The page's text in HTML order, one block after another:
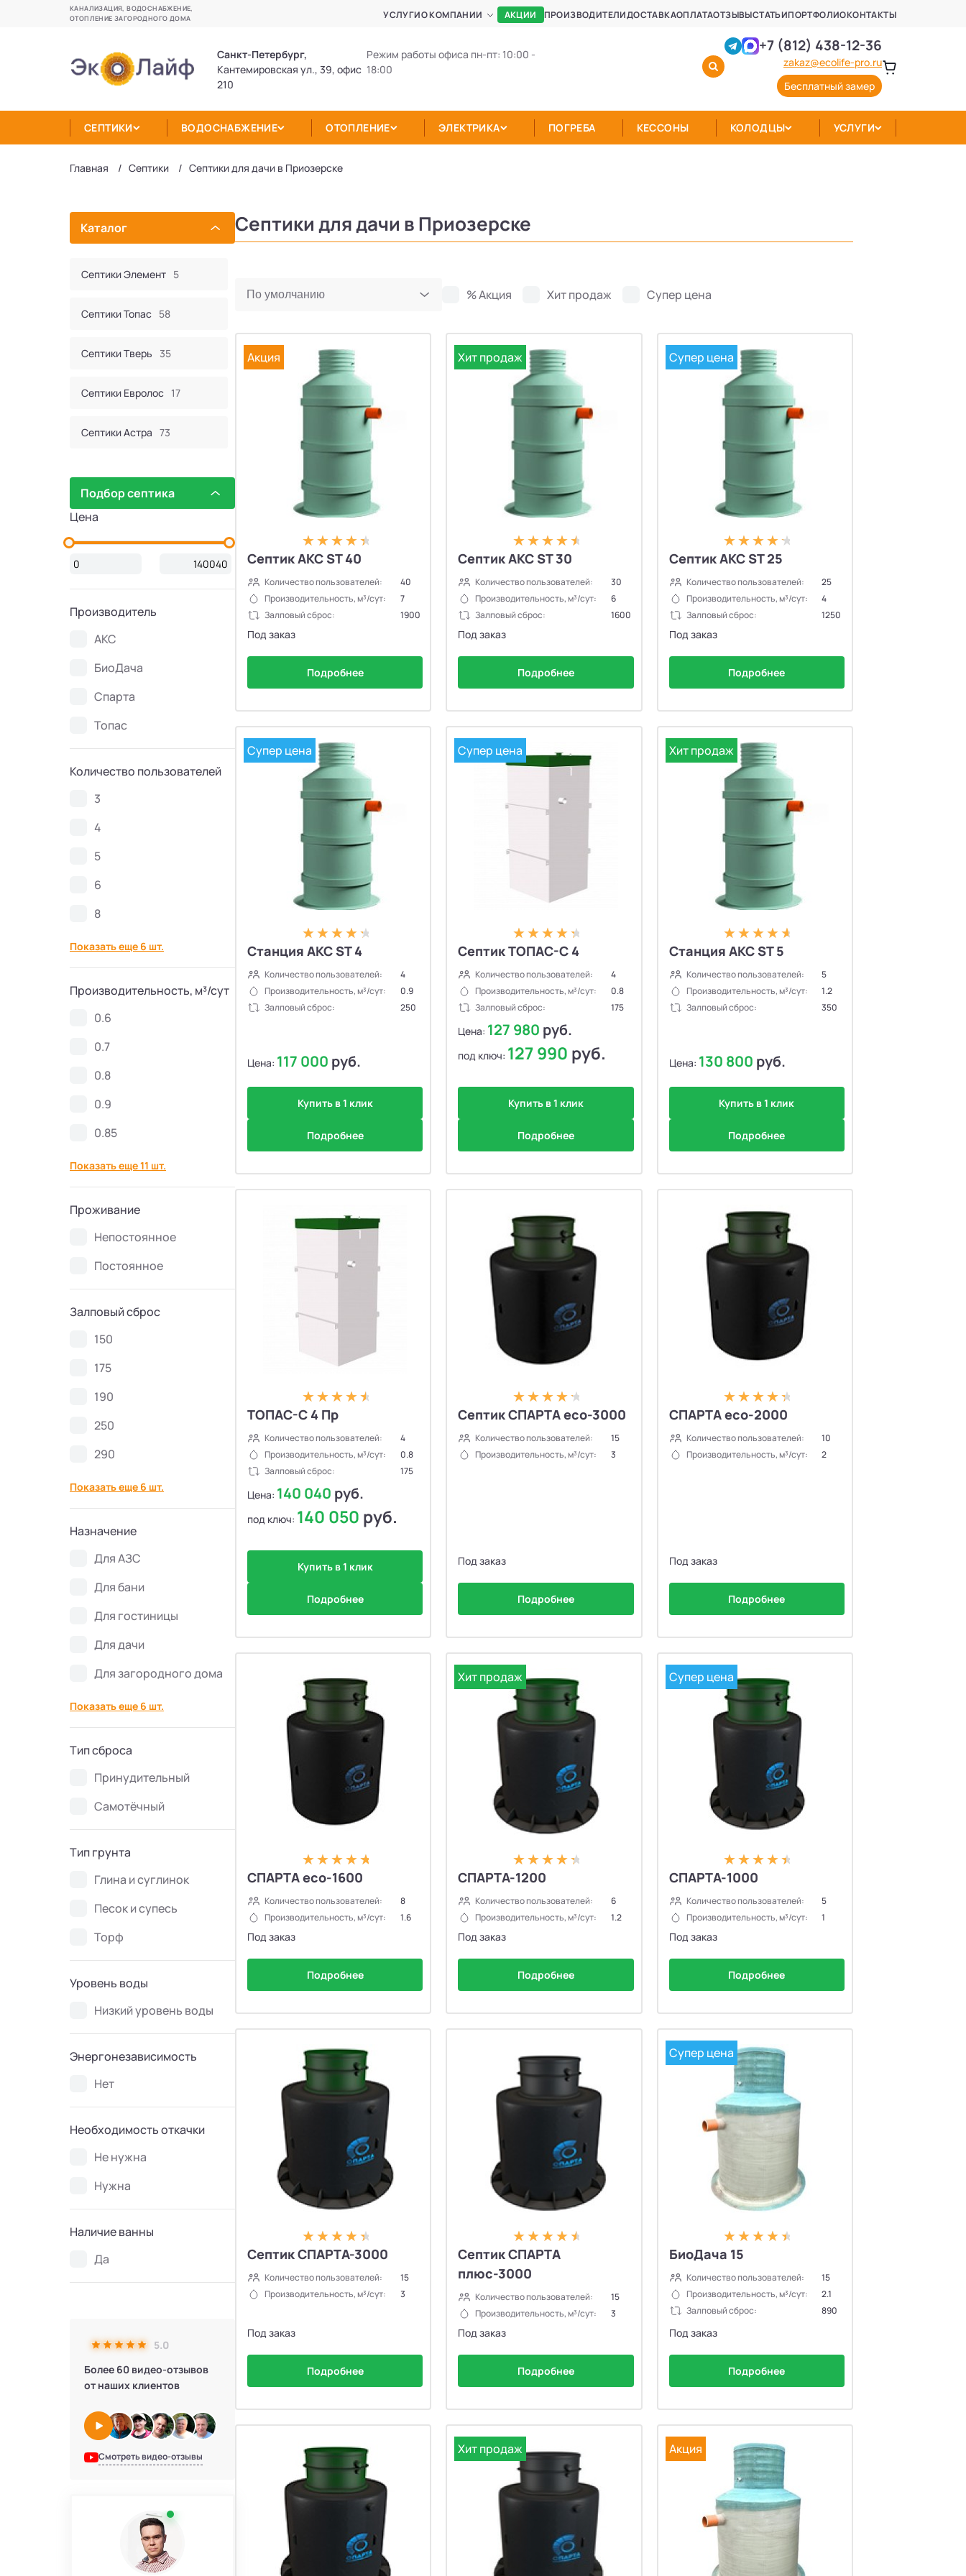
КАНАЛИЗАЦИЯ, ВОДОСНАБЖЕНИЕ,
ОТОПЛЕНИЕ ЗАГОРОДНОГО ДОМА
УСЛУГИО КОМПАНИИ АКЦИИ ПРОИЗВОДИТЕЛИДОСТАВКАОПЛАТАОТЗЫВЫСТАТЬИПОРТФОЛИОКОНТАКТЫ
Санкт-Петербург,
Кантемировская ул., 39, офис
210
Режим работы офиса пн-пт: 10:00 -
18:00
+7 (812) 438-12-36
zakaz@ecolife-pro.ru
Бесплатный замер
СЕПТИКИ ВОДОСНАБЖЕНИЕ ОТОПЛЕНИЕ ЭЛЕКТРИКА ПОГРЕБА КЕССОНЫ КОЛОДЦЫ УСЛУГИ
Главная Септики Септики для дачи в Приозерске
Каталог
Септики Элемент 5
Септики Топас 58
Септики Тверь 35
Септики Евролос 17
Септики Астра 73
Септики КИТ 44
Септики Bunker 2
Септики Топаэро
Септики SANI 4
Септики Аэробокс
Септики Колос
Септики Вортекс
Септики Спарта 21
Септики Zorde
Септики Евролос ПРО
Септики Эргобокс 7
Септики Galay 6
Септики Uni-Sep
Септики VODANOFF
Септики Волгарь
Септики КиБез
Септики Flotenk STA
Септики БиоДека 28
Септики Генезис
Подбор септика
Цена
Производитель
АКС
БиоДача
Спарта
Топас
Количество пользователей
3
4
5
6
8
Показать еще 6 шт.
Производительность, м³/сут
0.6
0.7
0.8
0.9
0.85
Показать еще 11 шт.
Проживание
Непостоянное
Постоянное
Залповый сброс
150
175
190
250
290
Показать еще 6 шт.
Назначение
Для АЗС
Для бани
Для гостиницы
Для дачи
Для загородного дома
Показать еще 6 шт.
Тип сброса
Принудительный
Самотёчный
Тип грунта
Глина и суглинок
Песок и супесь
Торф
Уровень воды
Низкий уровень воды
Энергонезависимость
Нет
Необходимость откачки
Не нужна
Нужна
Наличие ванны
Да
5.0
Более 60 видео-отзывов
от наших клиентов
Смотреть видео-отзывы
Септики для дачи в Приозерске
% Акция Хит продаж Супер цена
Акция
Септик АКС ST 40
Количество пользователей:
40
Производительность, м³/сут:
7
Залповый сброс:
1900
Под заказ
Подробнее
Хит продаж
Септик АКС ST 30
Количество пользователей:
30
Производительность, м³/сут:
6
Залповый сброс:
1600
Под заказ
Подробнее
Супер цена
Септик АКС ST 25
Количество пользователей:
25
Производительность, м³/сут:
4
Залповый сброс:
1250
Под заказ
Подробнее
Супер цена
Станция АКС ST 4
Количество пользователей:
4
Производительность, м³/сут:
0.9
Залповый сброс:
250
Цена: 117 000 руб.
Купить в 1 клик
Подробнее
Супер цена
Септик ТОПАС-С 4
Количество пользователей:
4
Производительность, м³/сут:
0.8
Залповый сброс:
175
Цена: 127 980 руб.
под ключ: 127 990 руб.
Купить в 1 клик
Подробнее
Хит продаж
Станция АКС ST 5
Количество пользователей:
5
Производительность, м³/сут:
1.2
Залповый сброс:
350
Цена: 130 800 руб.
Купить в 1 клик
Подробнее
ТОПАС-С 4 Пр
Количество пользователей:
4
Производительность, м³/сут:
0.8
Залповый сброс:
175
Цена: 140 040 руб.
под ключ: 140 050 руб.
Купить в 1 клик
Подробнее
Септик СПАРТА eco-3000
Количество пользователей:
15
Производительность, м³/сут:
3
Под заказ
Подробнее
СПАРТА eco-2000
Количество пользователей:
10
Производительность, м³/сут:
2
Под заказ
Подробнее
СПАРТА eco-1600
Количество пользователей:
8
Производительность, м³/сут:
1.6
Под заказ
Подробнее
Хит продаж
СПАРТА-1200
Количество пользователей:
6
Производительность, м³/сут:
1.2
Под заказ
Подробнее
Супер цена
СПАРТА-1000
Количество пользователей:
5
Производительность, м³/сут:
1
Под заказ
Подробнее
Септик СПАРТА-3000
Количество пользователей:
15
Производительность, м³/сут:
3
Под заказ
Подробнее
Септик СПАРТА
плюс-3000
Количество пользователей:
15
Производительность, м³/сут:
3
Под заказ
Подробнее
Супер цена
БиоДача 15
Количество пользователей:
15
Производительность, м³/сут:
2.1
Залповый сброс:
890
Под заказ
Подробнее
Хит продаж Акция